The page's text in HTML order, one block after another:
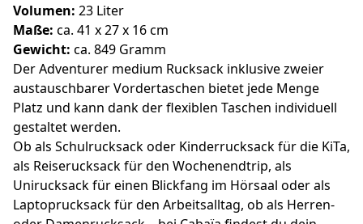
Volumen: 23 Liter
Maße: ca. 41 x 27 x 16 cm
Gewicht: ca. 849 Gramm
Der Adventurer medium Rucksack inklusive zweier
austauschbarer Vordertaschen bietet jede Menge
Platz und kann dank der flexiblen Taschen individuell
gestaltet werden.
Ob als Schulrucksack oder Kinderrucksack für die KiTa,
als Reiserucksack für den Wochenendtrip, als
Unirucksack für einen Blickfang im Hörsaal oder als
Laptoprucksack für den Arbeitsalltag, ob als Herren-